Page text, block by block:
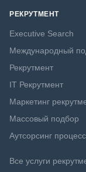
РЕКРУТМЕНТ
Executive Search
Международный
Рекрутмент
IT Рекрутмент
Маркетинг
Массовый подбор
Аутсорсинг
Все услуги